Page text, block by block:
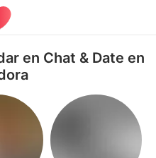
en Chat & Date en